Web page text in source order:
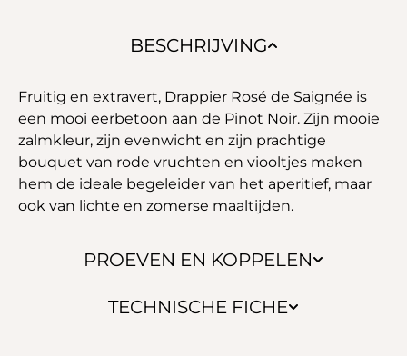
BESCHRIJVING
PROEVEN EN KOPPELEN
TECHNISCHE FICHE
Fruitig en extravert, Drappier Rosé de Saignée is
een mooi eerbetoon aan de Pinot Noir. Zijn mooie
zalmkleur, zijn evenwicht en zijn prachtige
bouquet van rode vruchten en viooltjes maken
hem de ideale begeleider van het aperitief, maar
ook van lichte en zomerse maaltijden.